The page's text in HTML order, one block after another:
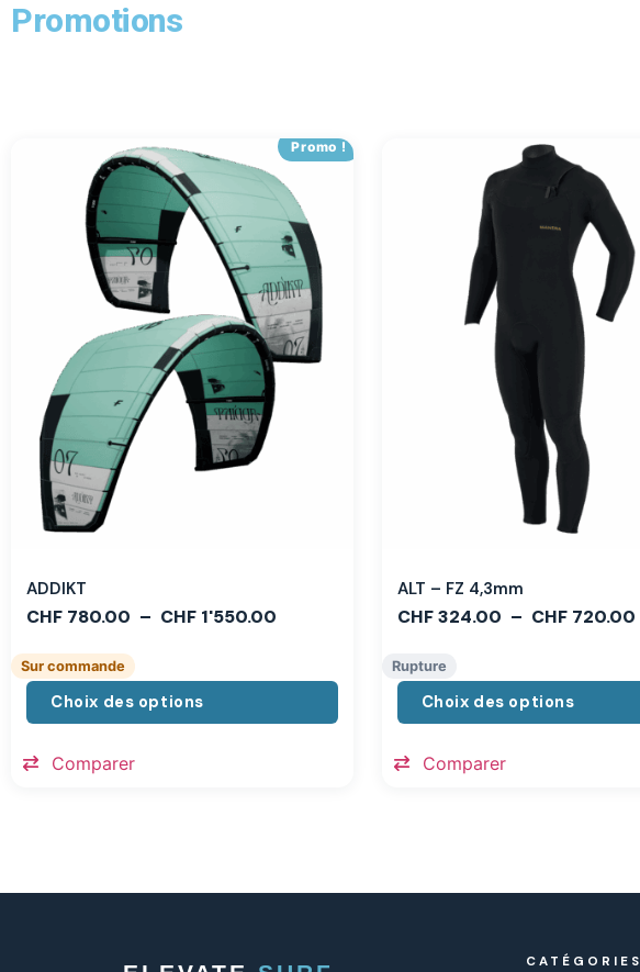
Promotions
Promo !
ADDIKT
CHF 780.00 – CHF 1'550.00
Sur commande
Choix des options
Comparer
ALT – FZ 4,3mm
CHF324.00 – CHF720.00
Rupture
Choix des options
Comparer
CATÉGORIES